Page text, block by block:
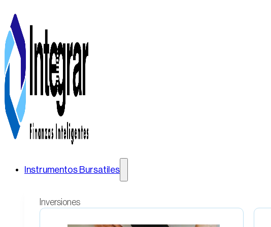
Instrumentos Bursatiles
Inversiones